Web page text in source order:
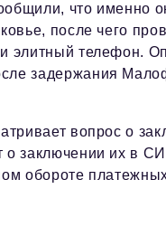
что именно
после чего
элитный телефон.
задержания
вопрос о
заключении их в
обороте